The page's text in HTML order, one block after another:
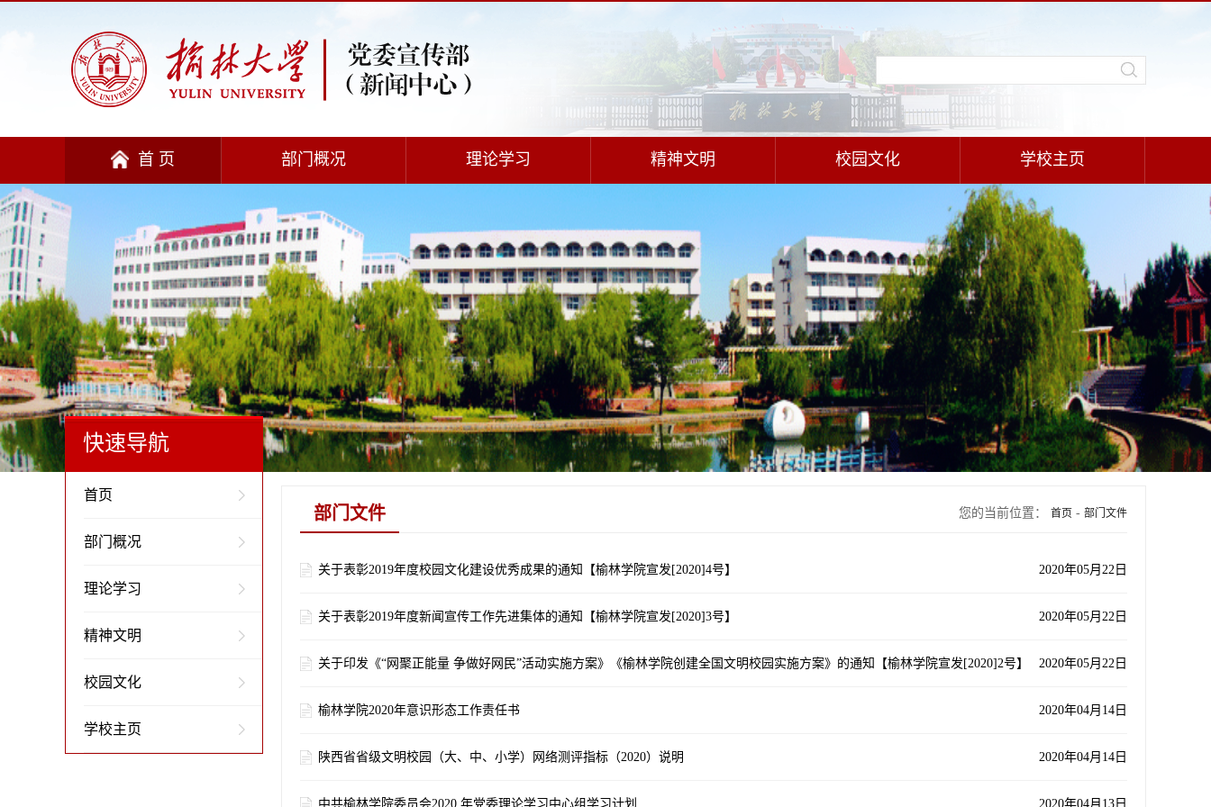
首 页 部门概况 理论学习 精神文明 校园文化 学校主页
快速导航
首页
部门概况
理论学习
精神文明
校园文化
学校主页
部门文件 您的当前位置： 首页 - 部门文件
关于表彰2019年度校园文化建设优秀成果的通知【榆林学院宣发[2020]4号】 2020年05月22日
关于表彰2019年度新闻宣传工作先进集体的通知【榆林学院宣发[2020]3号】 2020年05月22日
关于印发《“网聚正能量 争做好网民”活动实施方案》《榆林学院创建全国文明校园实施方案》的通知【榆林学院宣发[2020]2号】 2020年05月22日
榆林学院2020年意识形态工作责任书 2020年04月14日
陕西省省级文明校园（大、中、小学）网络测评指标（2020）说明 2020年04月14日
中共榆林学院委员会2020 年党委理论学习中心组学习计划 2020年04月13日